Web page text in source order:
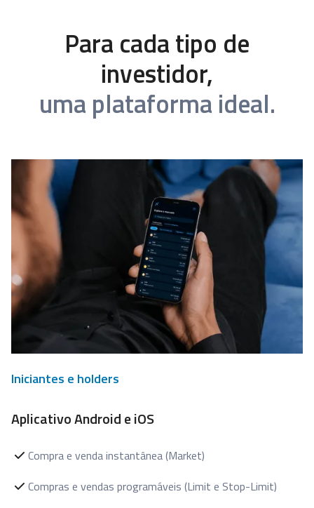
Para cada tipo de
investidor,
uma plataforma ideal.
Iniciantes e holders
Aplicativo Android e iOS
Compra e venda instantânea (Market)
Compras e vendas programáveis (Limit e Stop-Limit)